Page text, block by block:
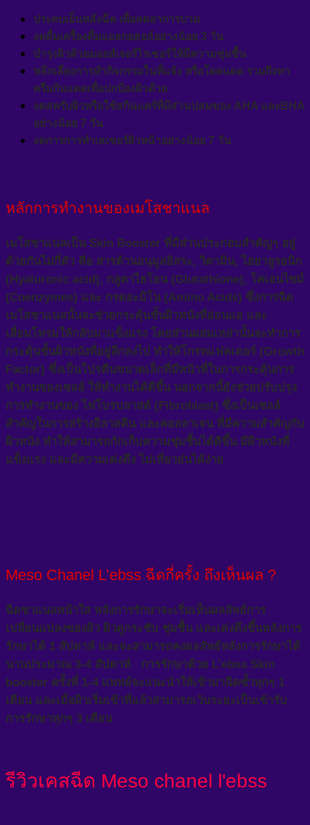
ประคบเย็นหลังฉีด เพื่อลดอาการบวม
งดดื่มเครื่องดื่มแอลกอฮอล์อย่างน้อย 3 วัน
บำรุงผิวด้วยมอยส์เจอร์ไรเซอร์ให้มีความชุ่มชื้น
หลีกเลี่ยงการทำกิจกรรมในที่แจ้ง หรือโดดแดด รวมถึงทา
ครีมกันแดดเพื่อปกป้องผิวด้วย
งดสครับผิวหรือใช้สกินแคร์ที่มีส่วนปสมของ AHA และBHA
อย่างน้อย 7 วัน
งดการการทำเลเซอร์ผิวหน้าอย่างน้อย 7 วัน
หลักการทำงานของเมโสชาแนล
เมโสชาแนลเป็น Skin Booster ที่มีส่วนประกอบสำคัญๆ อยู่
ด้วยกันไม่กี่ตัว คือ สารต้านอนุมูลอิสระ, วิตามิน, ไฮยาลูรอนิก
(Hyaluronic acid), กลูตาไธโอน (Glutathione), โคเอนไซม์
(Coenzymes) และ กรดอะมิโน (Amino Acids) ซึ่งการฉีด
เมโสชาแนลนั้นจะช่วยกระตุ้นชั้นผิวหนังที่อ่อนแอ และ
เสื่อมโทรมให้กลับมาแข็งแรง โดยส่วนผสมเหล่านั้นจะทำการ
กระตุ้นชั้นผิวหนังที่อยู่ลึกลงไป ทำให้โกรทแฟคเตอร์ (Growth
Factor) ซึ่งเป็นโปรตีนขนาดเล็กที่มีหน้าที่ในการกระตุ้นการ
ทำงานของเซลล์ ให้ทำงานได้ดีขึ้น นอกจากนี้ยังช่วยปรับปรุง
การทำงานของ ไฟโบรบลาสต์ (Fibroblast) ซึ่งเป็นเซลล์
สำคัญในการสร้างอิลาสติน และคอลลาเจน ที่มีความสำคัญกับ
ผิวหนัง ทำให้สามารถกักเก็บความชุ่มชื้นได้ดีขึ้น มีผิวหนังที่
แข็งแรง และมีความเต่งตึง ไม่เหี่ยวย่นได้ง่าย
Meso Chanel L’ebss ฉีดกี่ครั้ง ถึงเห็นผล ?
ฉีดชาแนลหน้าใส หลังการรักษาจะเริ่มเห็นผลลัพธ์การ
เปลี่ยนแปลงของผิว ผิวดูกระชับ ชุ่มชื้น และเต่งตึงขึ้นหลังการ
รักษาได้ 1 สัปดาห์ และจะสามารถคงผลลัพธ์หลังการรักษาได้
นานประมาณ 3-4 สัปดาห์ การรักษาด้วย L’ebss Skin
booster ครั้งที่ 1-4 แพทย์จะแนะนำให้เข้ามาฉีดซ้ำทุกๆ 1
เดือน และเมื่อผิวเริ่มเข้าที่แล้วสามารถเว้นระยะเป็นเข้ารับ
การรักษาทุกๆ 3 เดือน
รีวิวเคสฉีด Meso chanel l'ebss